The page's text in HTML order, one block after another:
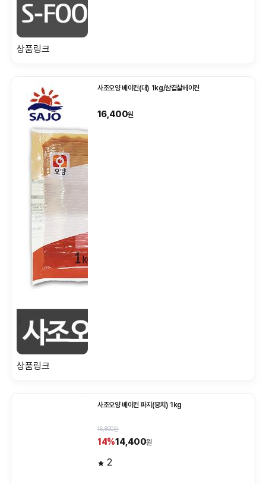
상품링크
사조오양 베이컨(대) 1kg/삼겹살베이컨
16,400원
상품링크
사조오양 베이컨 파지(뭉치) 1kg
16,800원
14%14,400원
2